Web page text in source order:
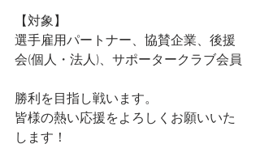
【対象】
選手雇用パートナー、協賛企業、後援
会(個人・法人)、サポータークラブ会員
勝利を目指し戦います。
皆様の熱い応援をよろしくお願いいた
します！